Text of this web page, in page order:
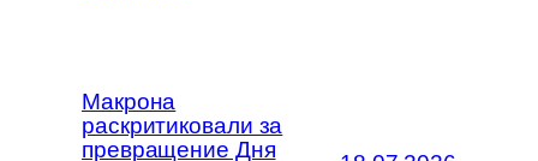
Макрона
раскритиковали за
превращение Дня